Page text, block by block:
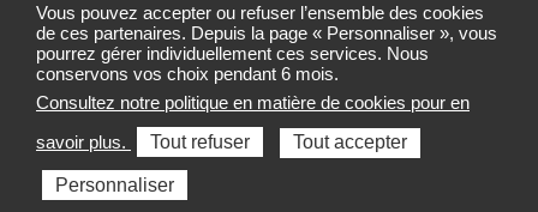
Vous pouvez accepter ou refuser l’ensemble des cookies
de ces partenaires. Depuis la page « Personnaliser », vous
pourrez gérer individuellement ces services. Nous
conservons vos choix pendant 6 mois.
Consultez notre politique en matière de cookies pour en
savoir plus.
Tout refuser Tout accepter
Personnaliser
Gestion des cookies
Sélectionnez une région pour accéder au site de votre Agence
régionale de santé
Toutes les ARS